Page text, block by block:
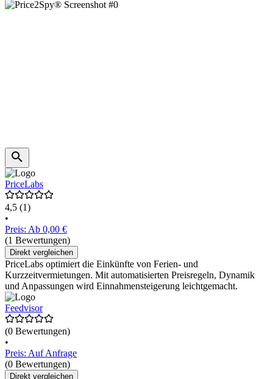
PriceLabs
4,5 (1)
•
Preis: Ab 0,00 €
(1 Bewertungen)
Direkt vergleichen
PriceLabs optimiert die Einkünfte von Ferien- und
Kurzzeitvermietungen. Mit automatisierten Preisregeln, Dynamik
und Anpassungen wird Einnahmensteigerung leichtgemacht.
Feedvisor
(0 Bewertungen)
•
Preis: Auf Anfrage
(0 Bewertungen)
Direkt vergleichen